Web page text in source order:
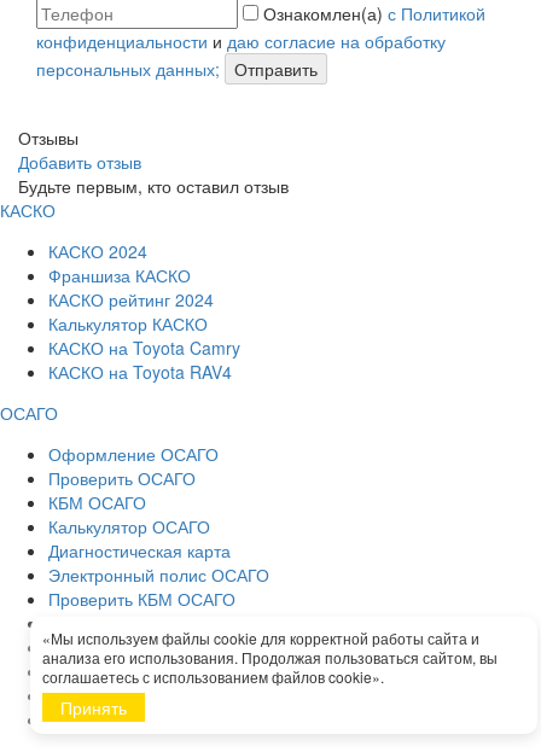
Ознакомлен(а) с Политикой
конфиденциальности и даю согласие на обработку
персональных данных;
Отправить
Отзывы
Добавить отзыв
Будьте первым, кто оставил отзыв
КАСКО
КАСКО 2024
Франшиза КАСКО
КАСКО рейтинг 2024
Калькулятор КАСКО
КАСКО на Toyota Camry
КАСКО на Toyota RAV4
ОСАГО
Оформление ОСАГО
Проверить ОСАГО
КБМ ОСАГО
Калькулятор ОСАГО
Диагностическая карта
Электронный полис ОСАГО
Проверить КБМ ОСАГО
ОСАГО с диагностической картой
ОСАГО без ограничений
Полис ОСАГО
Расширенное ОСАГО (ДГО)
«Мы используем файлы cookie для корректной работы сайта и
анализа его использования. Продолжая пользоваться сайтом, вы
соглашаетесь с использованием файлов cookie».
Принять